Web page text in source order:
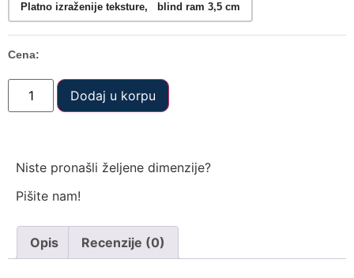
Platno izraženije teksture, blind ram 3,5 cm
Cena:
Dodaj u korpu
Niste pronašli željene dimenzije?
Pišite nam!
Opis Recenzije (0)